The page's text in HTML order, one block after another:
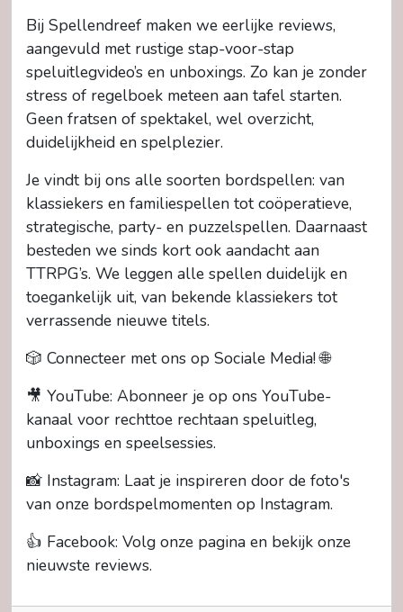
Bij Spellendreef maken we eerlijke reviews,
aangevuld met rustige stap-voor-stap
speluitlegvideo’s en unboxings. Zo kan je zonder
stress of regelboek meteen aan tafel starten.
Geen fratsen of spektakel, wel overzicht,
duidelijkheid en spelplezier.
Je vindt bij ons alle soorten bordspellen: van
klassiekers en familiespellen tot coöperatieve,
strategische, party- en puzzelspellen. Daarnaast
besteden we sinds kort ook aandacht aan
TTRPG’s. We leggen alle spellen duidelijk en
toegankelijk uit, van bekende klassiekers tot
verrassende nieuwe titels.
🎲 Connecteer met ons op Sociale Media! 🌐
🎥 YouTube: Abonneer je op ons YouTube-
kanaal voor rechttoe rechtaan speluitleg,
unboxings en speelsessies.
📸 Instagram: Laat je inspireren door de foto's
van onze bordspelmomenten op Instagram.
👍 Facebook: Volg onze pagina en bekijk onze
nieuwste reviews.